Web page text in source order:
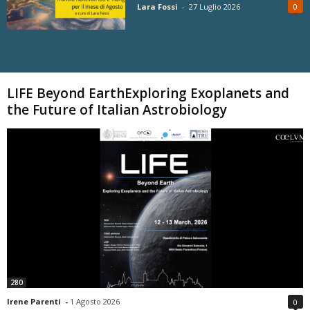
Lara Fossi - 27 Luglio 2026 0
LIFE Beyond EarthExploring Exoplanets and
the Future of Italian Astrobiology
280
Irene Parenti - 1 Agosto 2026 0